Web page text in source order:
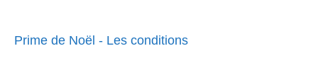
Prime de Noël - Les conditions